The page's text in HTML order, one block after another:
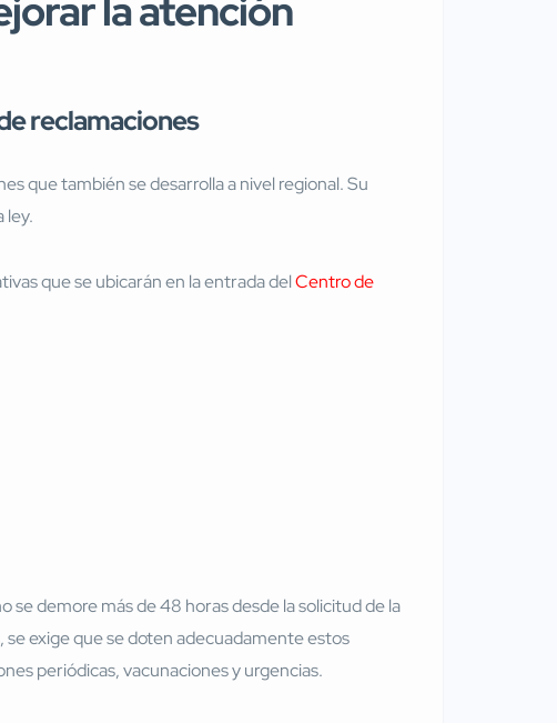
la atención
reclamaciones
que también se desarrolla a nivel regional. Su
ley.
que se ubicarán en la entrada delCentro de
se demore más de 48 horas desde la solicitud de la
se exige que se doten adecuadamente estos
periódicas, vacunaciones y urgencias.